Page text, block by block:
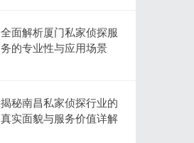
全面解析厦门私家侦探服
务的专业性与应用场景
揭秘南昌私家侦探行业的
真实面貌与服务价值详解